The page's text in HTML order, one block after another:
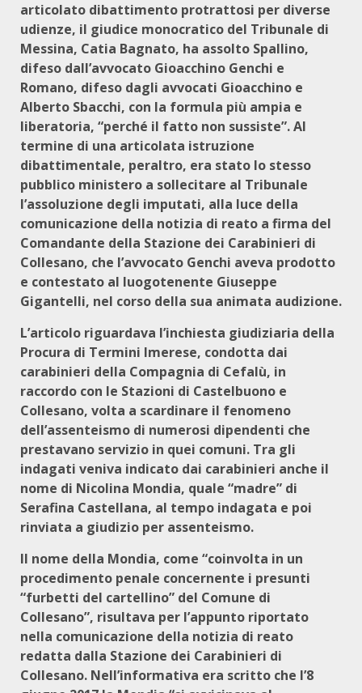
articolato dibattimento protrattosi per diverse
udienze, il giudice monocratico del Tribunale di
Messina, Catia Bagnato, ha assolto Spallino,
difeso dall’avvocato Gioacchino Genchi e
Romano, difeso dagli avvocati Gioacchino e
Alberto Sbacchi, con la formula più ampia e
liberatoria, “perché il fatto non sussiste”. Al
termine di una articolata istruzione
dibattimentale, peraltro, era stato lo stesso
pubblico ministero a sollecitare al Tribunale
l’assoluzione degli imputati, alla luce della
comunicazione della notizia di reato a firma del
Comandante della Stazione dei Carabinieri di
Collesano, che l’avvocato Genchi aveva prodotto
e contestato al luogotenente Giuseppe
Gigantelli, nel corso della sua animata audizione.
L’articolo riguardava l’inchiesta giudiziaria della
Procura di Termini Imerese, condotta dai
carabinieri della Compagnia di Cefalù, in
raccordo con le Stazioni di Castelbuono e
Collesano, volta a scardinare il fenomeno
dell’assenteismo di numerosi dipendenti che
prestavano servizio in quei comuni. Tra gli
indagati veniva indicato dai carabinieri anche il
nome di Nicolina Mondia, quale “madre” di
Serafina Castellana, al tempo indagata e poi
rinviata a giudizio per assenteismo.
Il nome della Mondia, come “coinvolta in un
procedimento penale concernente i presunti
“furbetti del cartellino” del Comune di
Collesano”, risultava per l’appunto riportato
nella comunicazione della notizia di reato
redatta dalla Stazione dei Carabinieri di
Collesano. Nell’informativa era scritto che l’8